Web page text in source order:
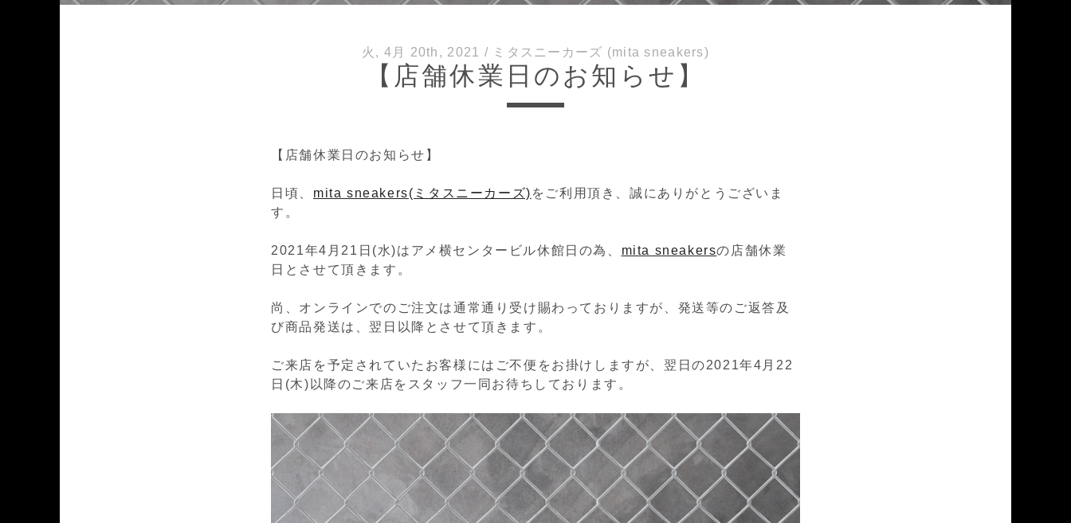
火, 4月 20th, 2021 / ミタスニーカーズ (mita sneakers)
【店舗休業日のお知らせ】
【店舗休業日のお知らせ】
日頃、 mita sneakers(ミタスニーカーズ) をご利用頂き、誠にありがとうございま
す。
2021年4月21日(水)はアメ横センタービル休館日の為、 mita sneakersの店舗休業
日とさせて頂きます。
尚、オンラインでのご注文は通常通り受け賜わっておりますが、発送等のご返答及
び商品発送は、翌日以降とさせて頂きます。
ご来店を予定されていたお客様にはご不便をお掛けしますが、翌日の2021年4月22
日(木)以降のご来店をスタッフ一同お待ちしております。